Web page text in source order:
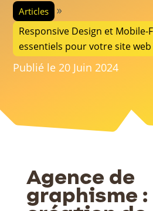
Articles
Responsive Design et Mobile-
essentiels pour votre site web
Publié le 20 Juin 2024
Agence de
graphisme :